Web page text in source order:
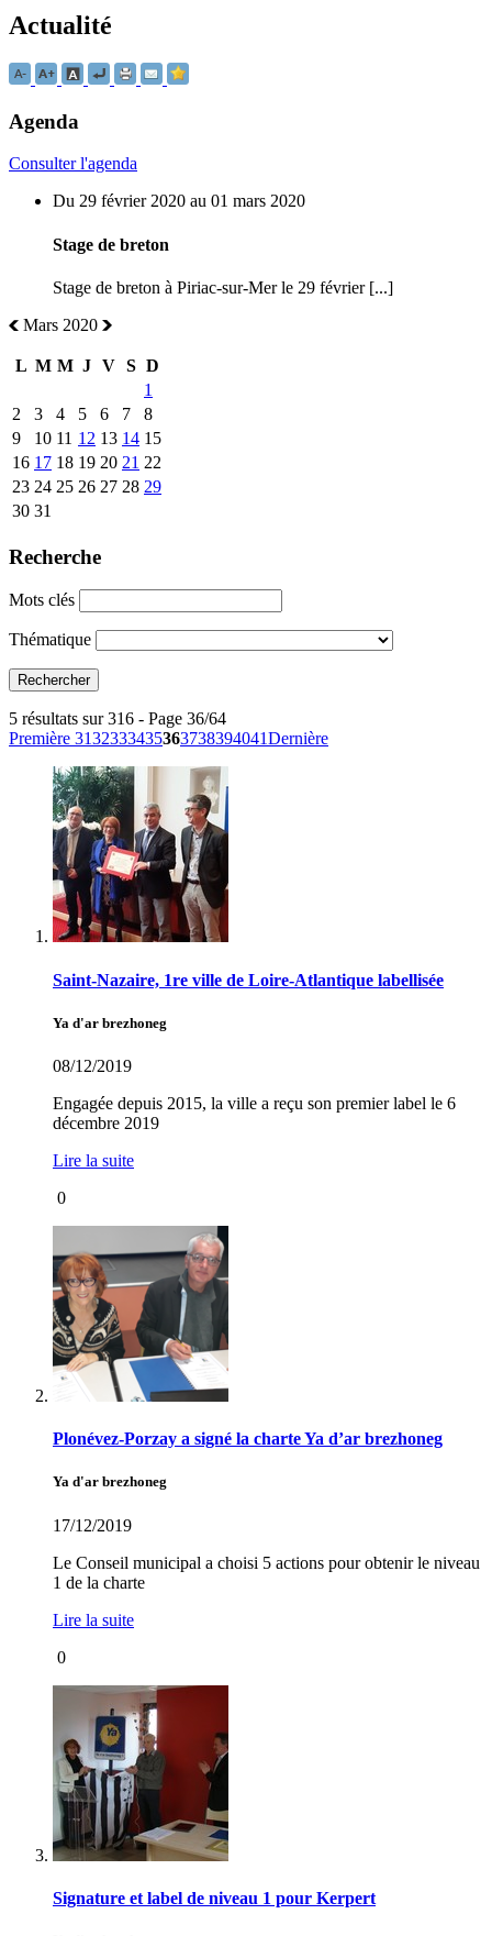
Actualité
Agenda
Consulter l'agenda
Du 29 février 2020 au 01 mars 2020
Stage de breton
Stage de breton à Piriac-sur-Mer le 29 février [...]
Mars 2020
L M M J V S D
1
2
3 4 5 6 7
8
9
10 11 12 13 14 15
16 17 18 19 20 21 22
23 24 25 26 27 28 29
30 31
Recherche
Mots clés
Thématique
5 résultats sur 316 - Page 36/64
Première 3132333435363738394041Dernière
Saint-Nazaire, 1re ville de Loire-Atlantique labellisée
Ya d'ar brezhoneg
08/12/2019
Engagée depuis 2015, la ville a reçu son premier label le 6
décembre 2019
Lire la suite
0
Plonévez-Porzay a signé la charte Ya d’ar brezhoneg
Ya d'ar brezhoneg
17/12/2019
Le Conseil municipal a choisi 5 actions pour obtenir le niveau
1 de la charte
Lire la suite
0
Signature et label de niveau 1 pour Kerpert